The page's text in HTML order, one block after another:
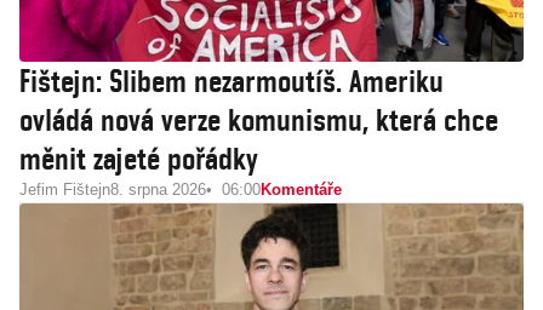
Fištejn: Slibem nezarmoutíš. Ameriku
ovládá nová verze komunismu, která chce
měnit zajeté pořádky
Jefim Fištejn8. srpna 2026 06:00Komentáře